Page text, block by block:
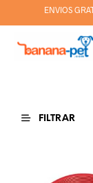
ENVIOS
FILTRAR